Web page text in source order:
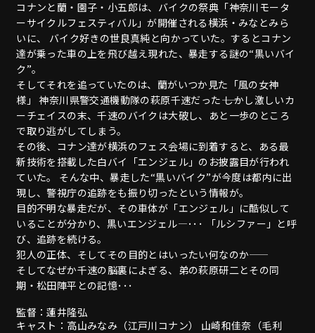
コナンと蘭・園子・小五郎は、バイクの祭典「神奈川モータ
ーサイクルフェスティバル」が開催される横浜・みなとみら
いに、 バイク好きの世良真純と向かっていた。するとコナン
達が乗った車の上を飛び越え現れた、暴走する謎の“黒いバイ
ク”。
そしてそれを追っていたのは、蘭がいつか見た「風の女神
様」 神奈川県警交通機動隊の萩原千速だった―― しかし激しいカ
ーチェイスの末、千速のバイクは大破し、あと一歩のところ
で取り逃がしてしまう。
その後、コナン達が横浜のフェス会場に到着すると、ある最
新技術を搭載した白バイ「エンジェル」のお披露目が行われ
ていた。 そんな中、暴走した“黒いバイク”が今度は都内に出
現し、警視庁の追跡をも振り切ったという情報が。
目的不明な暴走だが、その車体が「エンジェル」に酷似して
いることが分かり、黒いエンジェル―･･･ 「ルシファー」と呼
び、追跡を続ける。
犯人の正体、そしてその目的とはいったい何なのか――
そしてなぜか千速の脳裏によぎる、弟の萩原研二とその同
期・松田陣平との記憶･･･
監督：蓮井隆弘
キャスト：高山みなみ（江戸川コナン） 山崎和佳奈（毛利